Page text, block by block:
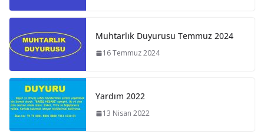
Muhtarlık Duyurusu Temmuz 2024
16 Temmuz 2024
Yardım 2022
13 Nisan 2022